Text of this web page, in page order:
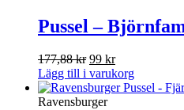
Pussel –
177,88kr Det
ursprungliga
priset
var:
99 krDet
nuvarande
priset
Lägg till i varukorg
Ravensburger